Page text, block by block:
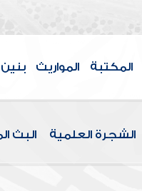
المكتبة المواريث
الشجرة العلمية البث